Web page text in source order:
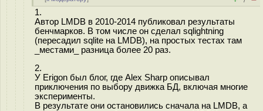
1.
Автор LMDB в 2010-2014 публиковал результаты
бенчмарков. В том числе он сделал sqlightning
(пересадил sqlite на LMDB), на простых тестах там
_местами_ разница более 20 раз.
2.
У Erigon был блог, где Alex Sharp описывал
приключения по выбору движка БД, включая многие
эксперименты.
В результате они остановились сначала на LMDB, а